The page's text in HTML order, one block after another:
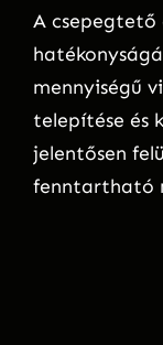
A csepegtető
mennyiségű
telepítése és
jelentősen
fenntartható